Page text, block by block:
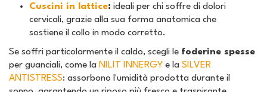
Cuscini in lattice: ideali per chi soffre di dolori
cervicali, grazie alla sua forma anatomica che
sostiene il collo in modo corretto.
Se soffri particolarmente il caldo, scegli le foderine spesse
per guanciali, come la NILIT INNERGY e la SILVER
ANTISTRESS: assorbono l'umidità prodotta durante il